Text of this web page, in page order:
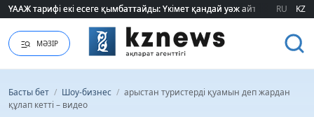
ҮААЖ тарифі екі есеге қымбаттайды: Үкімет қандай уәж айтады?
ҮААЖ тарифі екі есеге қымбаттайды: Үкімет қандай уәж айтады? RU KZ
МӘЗІР
Басты бет / Шоу-бизнес / арыстан туристерді қуамын деп жардан
құлап кетті – видео